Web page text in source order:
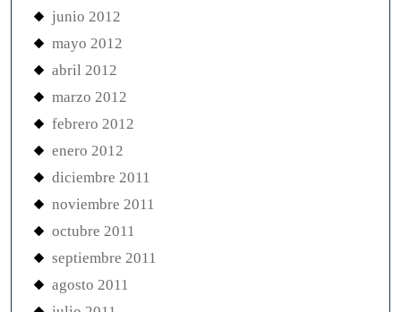
junio 2012
mayo 2012
abril 2012
marzo 2012
febrero 2012
enero 2012
diciembre 2011
noviembre 2011
octubre 2011
septiembre 2011
agosto 2011